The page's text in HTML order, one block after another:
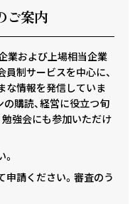
ご案内
業および上場相当企業
制サービスを中心に、
な情報を発信していま
購読、経営に役立つ旬
強会にも参加いただけ
請ください。審査のう